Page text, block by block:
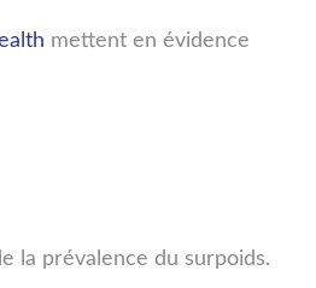
mettent en évidence
la prévalence du surpoids.